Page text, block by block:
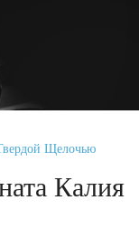
Щелочью
Калия